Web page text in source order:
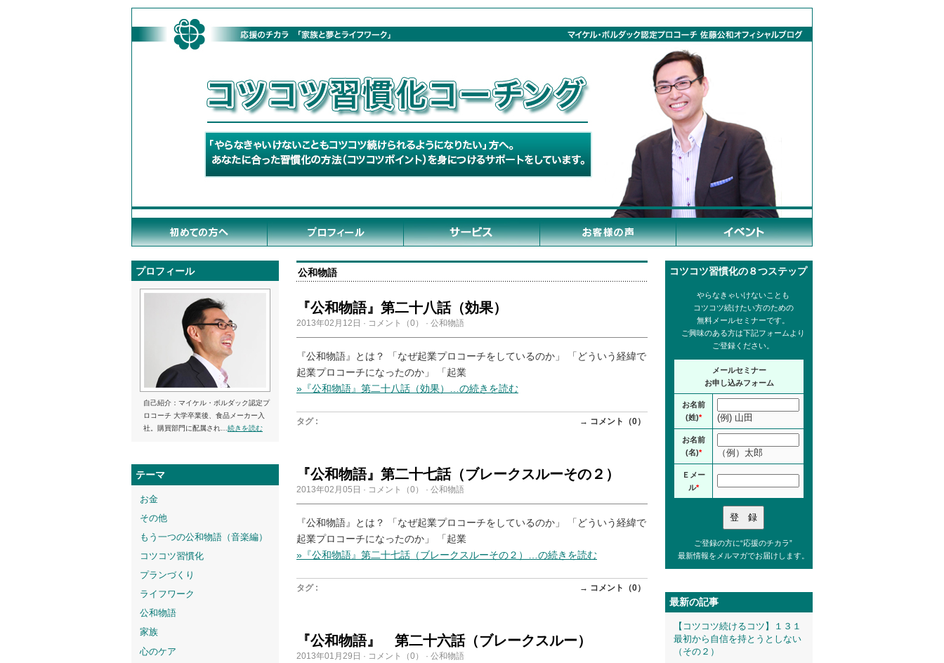
プロフィール
自己紹介：マイケル・ボルダック認定プ
ロコーチ 大学卒業後、食品メーカー入
社。購買部門に配属され…続きを読む
テーマ
お金
その他
もう一つの公和物語（音楽編）
コツコツ習慣化
プランづくり
ライフワーク
公和物語
家族
心のケア
公和物語
『公和物語』第二十八話（効果）
2013年02月12日 · コメント（0） · 公和物語
『公和物語』とは？ 「なぜ起業プロコーチをしているのか」 「どういう経緯で
起業プロコーチになったのか」 「起業
»『公和物語』第二十八話（効果）…の続きを読む
→ コメント（0）
タグ :
『公和物語』第二十七話（ブレークスルーその２）
2013年02月05日 · コメント（0） · 公和物語
『公和物語』とは？ 「なぜ起業プロコーチをしているのか」 「どういう経緯で
起業プロコーチになったのか」 「起業
»『公和物語』第二十七話（ブレークスルーその２）…の続きを読む
→ コメント（0）
タグ :
『公和物語』 第二十六話（ブレークスルー）
2013年01月29日 · コメント（0） · 公和物語
コツコツ習慣化の８つステップ
やらなきゃいけないことも
コツコツ続けたい方のための
無料メールセミナーです。
ご興味のある方は下記フォームより
ご登録ください。
メールセミナー
お申し込みフォーム
お名前
(姓)* (例) 山田
お名前
(名)* （例）太郎
Ｅメー
ル*
ご登録の方に“応援のチカラ”
最新情報をメルマガでお届けします。
最新の記事
【コツコツ続けるコツ】１３１
最初から自信を持とうとしない
（その２）